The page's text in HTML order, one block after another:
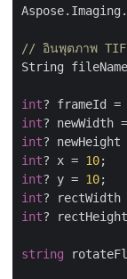
// อินพุตภาพ
String
int? frameId =
int? newWidth =
int? newHeight
int? x = 10
int? y = 10
int? rectWidth
int?
string